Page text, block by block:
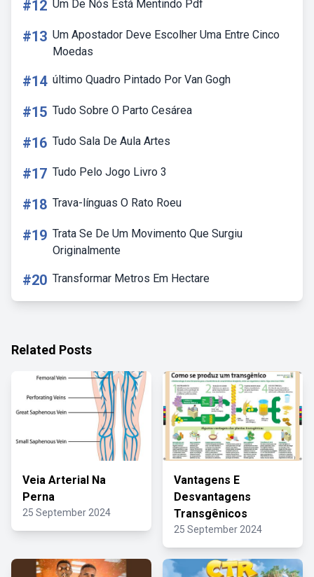
#12 Um De Nós Está Mentindo Pdf
#13 Um Apostador Deve Escolher Uma Entre Cinco
Moedas
#14 último Quadro Pintado Por Van Gogh
#15 Tudo Sobre O Parto Cesárea
#16 Tudo Sala De Aula Artes
#17 Tudo Pelo Jogo Livro 3
#18 Trava-línguas O Rato Roeu
#19 Trata Se De Um Movimento Que Surgiu
Originalmente
#20 Transformar Metros Em Hectare
Related Posts
Veia Arterial Na
Perna
25 September 2024
Vantagens E
Desvantagens
Transgênicos
25 September 2024